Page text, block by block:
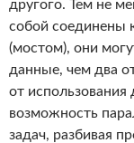
другого. Тем не
собой соединены
(мостом), они
данные, чем два
от использования
возможность
задач, разбивая